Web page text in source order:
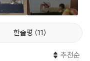
한줄평 11
추천순